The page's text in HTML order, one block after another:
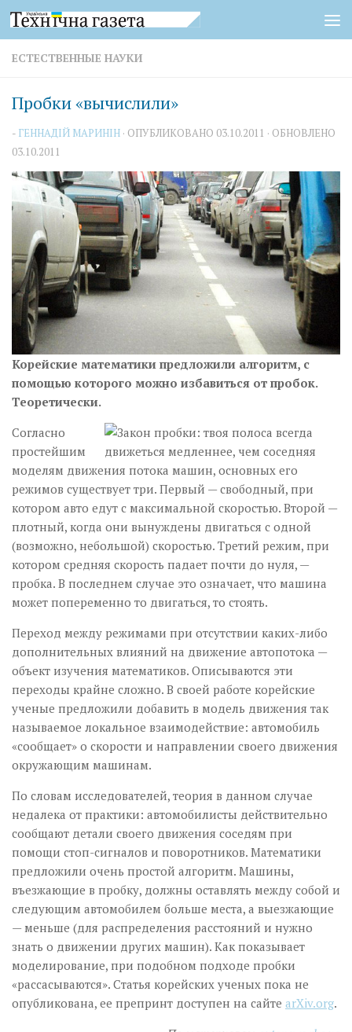
Перейти к содержимому
ЕСТЕСТВЕННЫЕ НАУКИ
Пробки «вычислили»
- ГЕННАДІЙ МАРИНІН · ОПУБЛИКОВАНО 03.10.2011 · ОБНОВЛЕНО
03.10.2011
Корейские математики предложили алгоритм, с
помощью которого можно избавиться от пробок.
Теоретически.
Согласно
простейшим
моделям движения потока машин, основных его
режимов существует три. Первый — свободный, при
котором авто едут с максимальной скоростью. Второй —
плотный, когда они вынуждены двигаться с одной
(возможно, небольшой) скоростью. Третий режим, при
котором средняя скорость падает почти до нуля, —
пробка. В последнем случае это означает, что машина
может попеременно то двигаться, то стоять.
Переход между режимами при отсутствии каких-либо
дополнительных влияний на движение автопотока —
объект изучения математиков. Описываются эти
переходы крайне сложно. В своей работе корейские
ученые предложили добавить в модель движения так
называемое локальное взаимодействие: автомобиль
«сообщает» о скорости и направлении своего движения
окружающим машинам.
По словам исследователей, теория в данном случае
недалека от практики: автомобилисты действительно
сообщают детали своего движения соседям при
помощи стоп-сигналов и поворотников. Математики
предложили очень простой алгоритм. Машины,
въезжающие в пробку, должны оставлять между собой и
следующим автомобилем больше места, а выезжающие
— меньше (для распределения расстояний и нужно
знать о движении других машин). Как показывает
моделирование, при подобном подходе пробки
«рассасываются». Статья корейских ученых пока не
опубликована, ее препринт доступен на сайте arXiv.org.